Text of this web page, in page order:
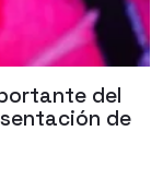
del
de